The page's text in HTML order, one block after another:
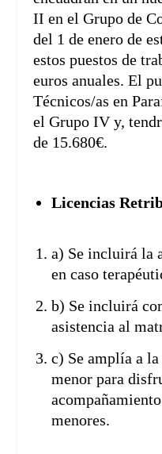
II en el Grupo de
del 1 de enero de
estos puestos de
euros anuales. El
Técnicos/as en
el Grupo IV y,
de 15.680€.
Licencias
a) Se incluirá la
en caso
b) Se incluirá
asistencia al
c) Se amplía a la
menor para
menores.